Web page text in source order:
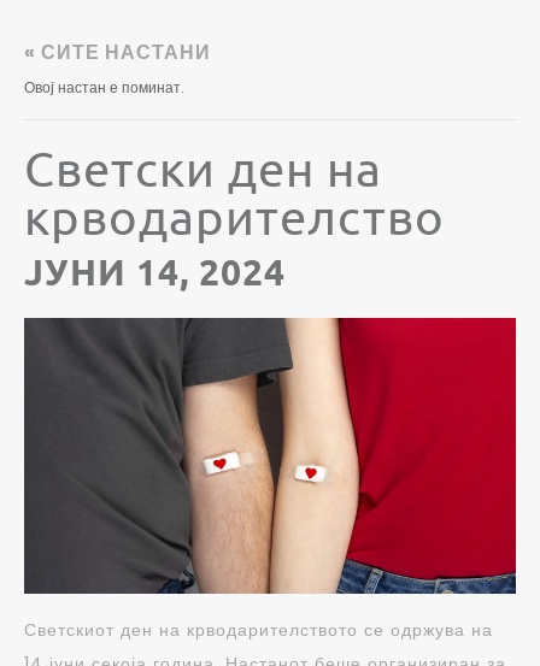
« СИТЕ НАСТАНИ
Овој настан е поминат.
Светски ден на
крводарителство
ЈУНИ 14, 2024
Светскиот ден на крводарителството се одржува на